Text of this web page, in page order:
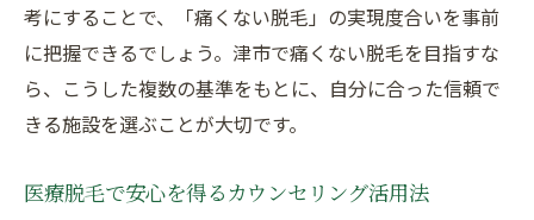
考にすることで、「痛くない脱毛」の実現度合いを事前
に把握できるでしょう。津市で痛くない脱毛を目指すな
ら、こうした複数の基準をもとに、自分に合った信頼で
きる施設を選ぶことが大切です。
医療脱毛で安心を得るカウンセリング活用法